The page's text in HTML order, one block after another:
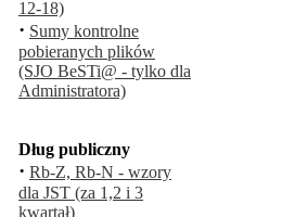
12-18)
· Sumy kontrolne
pobieranych plików
(SJO BeSTi@ - tylko dla
Administratora)
Dług publiczny
· Rb-Z, Rb-N - wzory
dla JST (za 1,2 i 3
kwartał)